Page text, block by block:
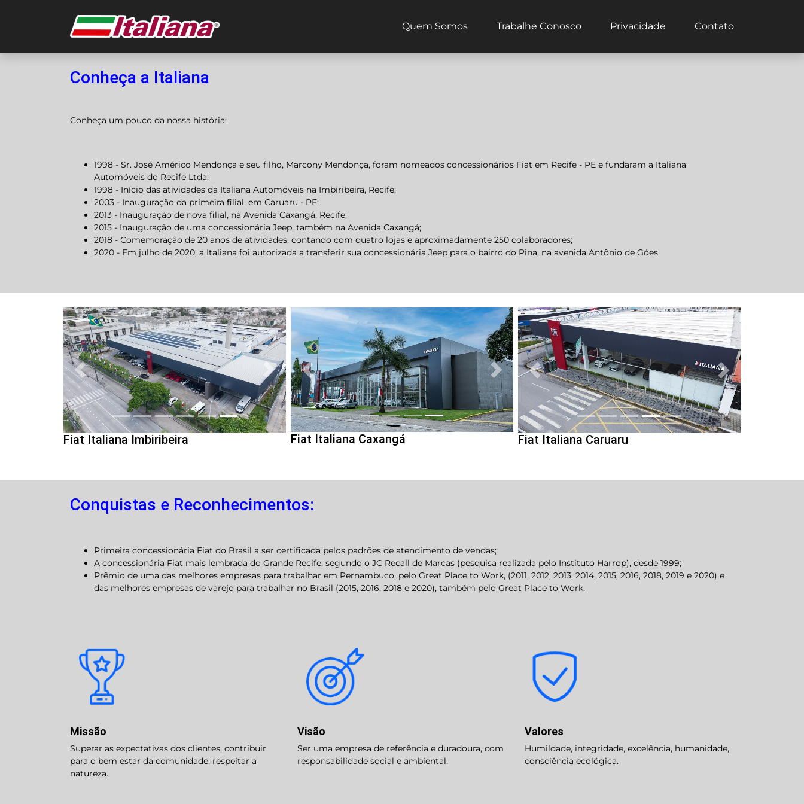
Quem Somos Trabalhe Conosco Privacidade Contato
Conheça a Italiana
Conheça um pouco da nossa história:
1998 - Sr. José Américo Mendonça e seu filho, Marcony Mendonça, foram nomeados concessionários Fiat em Recife - PE e fundaram a Italiana
Automóveis do Recife Ltda;
1998 - Início das atividades da Italiana Automóveis na Imbiribeira, Recife;
2003 - Inauguração da primeira filial, em Caruaru - PE;
2013 - Inauguração de nova filial, na Avenida Caxangá, Recife;
2015 - Inauguração de uma concessionária Jeep, também na Avenida Caxangá;
2018 - Comemoração de 20 anos de atividades, contando com quatro lojas e aproximadamente 250 colaboradores;
2020 - Em julho de 2020, a Italiana foi autorizada a transferir sua concessionária Jeep para o bairro do Pina, na avenida Antônio de Góes.
Anterior Proximo
Fiat Italiana Imbiribeira
Anterior Proximo
Fiat Italiana Caxangá
Anterior Proximo
Fiat Italiana Caruaru
Conquistas e Reconhecimentos:
Primeira concessionária Fiat do Brasil a ser certificada pelos padrões de atendimento de vendas;
A concessionária Fiat mais lembrada do Grande Recife, segundo o JC Recall de Marcas (pesquisa realizada pelo Instituto Harrop), desde 1999;
Prêmio de uma das melhores empresas para trabalhar em Pernambuco, pelo Great Place to Work, (2011, 2012, 2013, 2014, 2015, 2016, 2018, 2019 e 2020) e
das melhores empresas de varejo para trabalhar no Brasil (2015, 2016, 2018 e 2020), também pelo Great Place to Work.
Missão
Superar as expectativas dos clientes, contribuir
para o bem estar da comunidade, respeitar a
natureza.
Visão
Ser uma empresa de referência e duradoura, com
responsabilidade social e ambiental.
Valores
Humildade, integridade, excelência, humanidade,
consciência ecológica.